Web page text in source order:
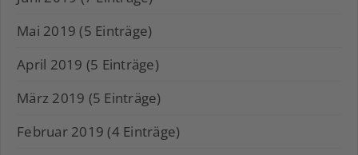
Mai 2019 (5 Einträge)
April 2019 (5 Einträge)
März 2019 (5 Einträge)
Februar 2019 (4 Einträge)